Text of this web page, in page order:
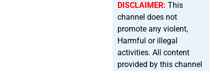
DISCLAIMER: This
channel does not
promote any violent,
Harmful or illegal
activities. All content
provided by this channel